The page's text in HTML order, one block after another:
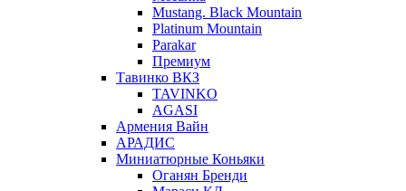
Mustang. Black Mountain
Platinum Mountain
Parakar
Премиум
Тавинко ВКЗ
TAVINKO
AGASI
Армения Вайн
АРАДИС
Миниатюрные Коньяки
Оганян Бренди